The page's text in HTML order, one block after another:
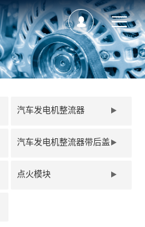
汽车发电机整流器
汽车发电机整流器带后盖
点火模块